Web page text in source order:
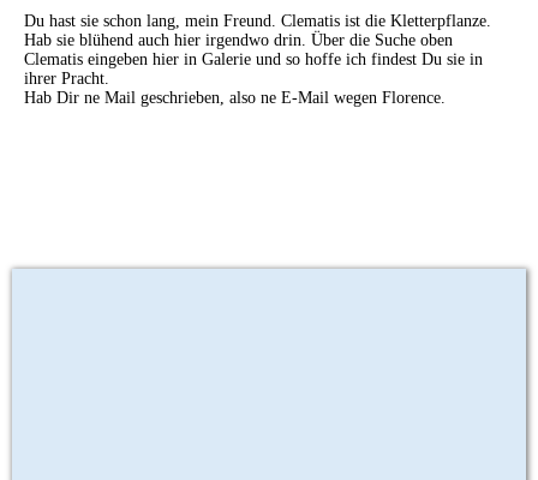
Du hast sie schon lang, mein Freund. Clematis ist die Kletterpflanze.
Hab sie blühend auch hier irgendwo drin. Über die Suche oben
Clematis eingeben hier in Galerie und so hoffe ich findest Du sie in
ihrer Pracht.
Hab Dir ne Mail geschrieben, also ne E-Mail wegen Florence.